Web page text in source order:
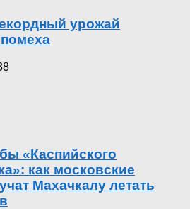
урожай
«Каспийского
как московские
Махачкалу летать